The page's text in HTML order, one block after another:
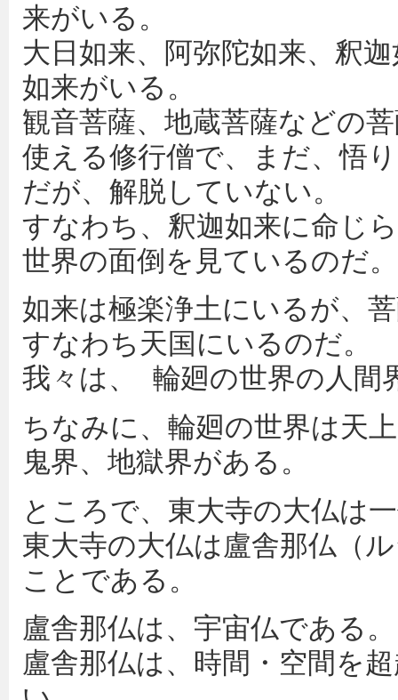
来がいる。
大日如来、阿弥陀如来、釈
如来がいる。
観音菩薩、地蔵菩薩などの
使える修行僧で、まだ、悟
だが、解脱していない。
すなわち、釈迦如来に命じ
世界の面倒を見ているのだ。
如来は極楽浄土にいるが、
すなわち天国にいるのだ。
我々は、 輪廻の世界の人間
ちなみに、輪廻の世界は天
鬼界、地獄界がある。
ところで、東大寺の大仏は
東大寺の大仏は盧舎那仏（
ことである。
盧舎那仏は、宇宙仏である。
盧舎那仏は、時間・空間を